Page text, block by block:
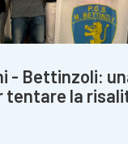
- Bettinzoli:
tentare la